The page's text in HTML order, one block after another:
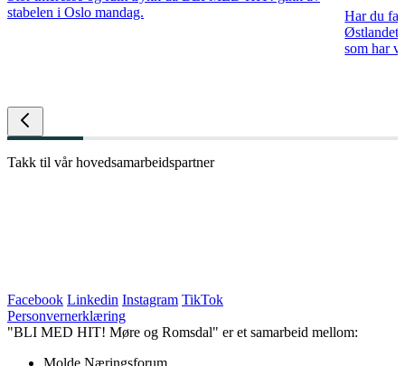
stabelen i Oslo mandag.
Har du
Østlandet
som har
Takk til vår hovedsamarbeidspartner
Facebook Linkedin Instagram TikTok
Personvernerklæring
"BLI MED HIT! Møre og Romsdal" er et samarbeid mellom:
Molde Næringsforum